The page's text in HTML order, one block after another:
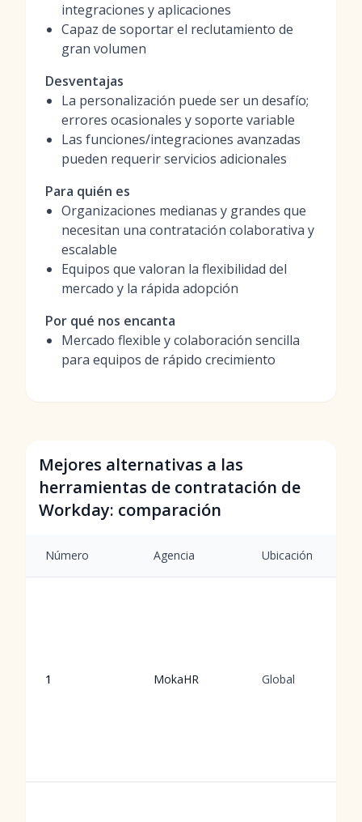
integraciones y aplicaciones
Capaz de soportar el reclutamiento de
gran volumen
Desventajas
La personalización puede ser un desafío;
errores ocasionales y soporte variable
Las funciones/integraciones avanzadas
pueden requerir servicios adicionales
Para quién es
Organizaciones medianas y grandes que
necesitan una contratación colaborativa y
escalable
Equipos que valoran la flexibilidad del
mercado y la rápida adopción
Por qué nos encanta
Mercado flexible y colaboración sencilla
para equipos de rápido crecimiento
Mejores alternativas a las
herramientas de contratación de
Workday: comparación
Número Agencia Ubicación
1 MokaHR Global